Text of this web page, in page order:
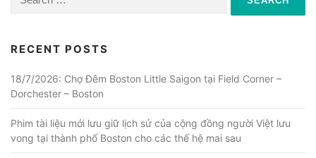
for:
RECENT POSTS
18/7/2026: Chợ Đêm Boston Little Saigon tại Field Corner –
Dorchester – Boston
Phim tài liệu mới lưu giữ lịch sử của cộng đồng người Việt lưu
vong tại thành phố Boston cho các thế hệ mai sau